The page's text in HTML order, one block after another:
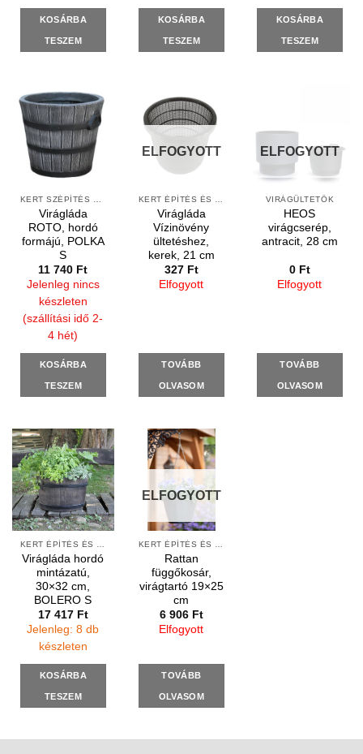
KOSÁRBA
TESZEM
KOSÁRBA
TESZEM
KOSÁRBA
TESZEM
Virágláda
ROTO, hordó
formájú, POLKA
S
11 740 Ft
Jelenleg nincs
készleten
(szállítási idő 2-
4 hét)
KOSÁRBA
TESZEM
ELFOGYOTT
Virágláda
Vízinövény
ültetéshez,
kerek, 21 cm
327 Ft
Elfogyott
TOVÁBB
OLVASOM
ELFOGYOTT
VIRÁGÜLTETŐK
HEOS
virágcserép,
antracit, 28 cm
0 Ft
Elfogyott
TOVÁBB
OLVASOM
Virágláda hordó
mintázatú,
30×32 cm,
BOLERO S
17 417 Ft
Jelenleg: 8 db
készleten
KOSÁRBA
TESZEM
ELFOGYOTT
Rattan
függőkosár,
virágtartó 19×25
cm
6 906 Ft
Elfogyott
TOVÁBB
OLVASOM